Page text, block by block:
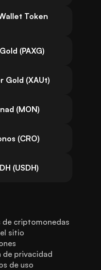
Token
(PAXG)
Gold (XAUt)
(MON)
(CRO)
(USDH)
de criptomonedas
sitio
de privacidad
de uso